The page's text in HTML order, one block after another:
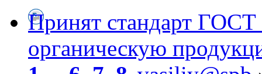
Принят стандарт
органическую